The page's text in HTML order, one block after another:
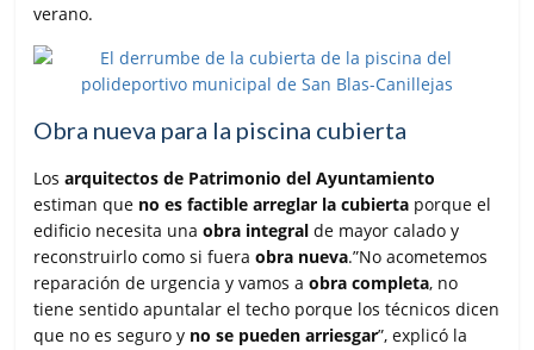
verano.
Obra nueva para la piscina cubierta
Losarquitectos de Patrimonio del Ayuntamiento
estiman que no es factible arreglar la cubierta porque el
edificio necesita unaobra integral de mayor calado y
reconstruirlo como si fueraobra nueva.”No acometemos
reparación de urgencia y vamos aobra completa, no
tiene sentido apuntalar el techo porque los técnicos dicen
que no es seguro y no se pueden arriesgar”, explicó la